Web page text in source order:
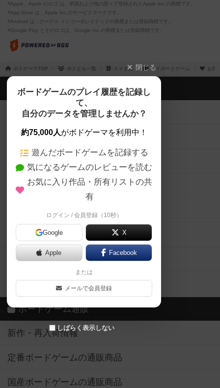
※Apple、Apple のロゴ は、米国および他の国々で登録されたApple Inc.の商標です。
※App Store は、Apple Inc.のサービスマークです。
※Android は、グーグル インコーポレイテッドの商標または登録商標です。
※Google Play とそのロゴは、Google Inc.の商標または登録商標です。
ボドゲーマTOP ボドとも一覧 スイタ氏 マイボードゲーム お気
閉じる
ボードゲームのプレイ履歴を記録し
て、
自分のデータを管理しませんか？
約75,000人がボドゲーマを利用中！
遊んだボードゲームを記録する
気になるゲームのレビューを読む
お気に入り作品・所有リストの共
有
ログイン / 会員登録（10秒）
Google X
Apple Facebook
または
メールで会員登録
しばらく表示しない
ボドゲーマTOP
ボードゲームを検索する
ボードゲームの新着レビュー
ボードゲーム会情報
メカニクス特集
掲示板・トピックス
ボドとも・会員一覧
ボードゲーム業界コラム
ボドゲーマご利用案内
ボードゲーム通販
新作・再入荷情報
定番ボードゲームの通販商品
国産ボードゲームの通販商品